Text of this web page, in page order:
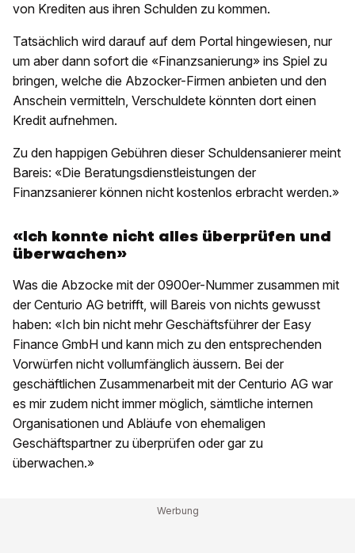
von Krediten aus ihren Schulden zu kommen.
Tatsächlich wird darauf auf dem Portal hingewiesen, nur
um aber dann sofort die «Finanzsanierung» ins Spiel zu
bringen, welche die Abzocker-Firmen anbieten und den
Anschein vermitteln, Verschuldete könnten dort einen
Kredit aufnehmen.
Zu den happigen Gebühren dieser Schuldensanierer meint
Bareis: «Die Beratungsdienstleistungen der
Finanzsanierer können nicht kostenlos erbracht werden.»
«Ich konnte nicht alles überprüfen und
überwachen»
Was die Abzocke mit der 0900er-Nummer zusammen mit
der Centurio AG betrifft, will Bareis von nichts gewusst
haben: «Ich bin nicht mehr Geschäftsführer der Easy
Finance GmbH und kann mich zu den entsprechenden
Vorwürfen nicht vollumfänglich äussern. Bei der
geschäftlichen Zusammenarbeit mit der Centurio AG war
es mir zudem nicht immer möglich, sämtliche internen
Organisationen und Abläufe von ehemaligen
Geschäftspartner zu überprüfen oder gar zu
überwachen.»